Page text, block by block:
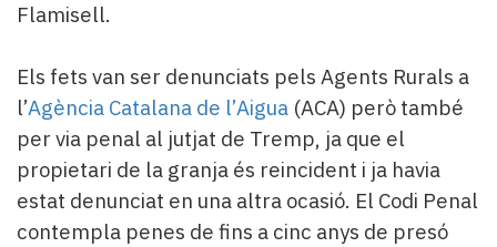
Flamisell.
Els fets van ser denunciats pels Agents Rurals a
l’Agència Catalana de l’Aigua (ACA) però també
per via penal al jutjat de Tremp, ja que el
propietari de la granja és reincident i ja havia
estat denunciat en una altra ocasió. El Codi Penal
contempla penes de fins a cinc anys de presó